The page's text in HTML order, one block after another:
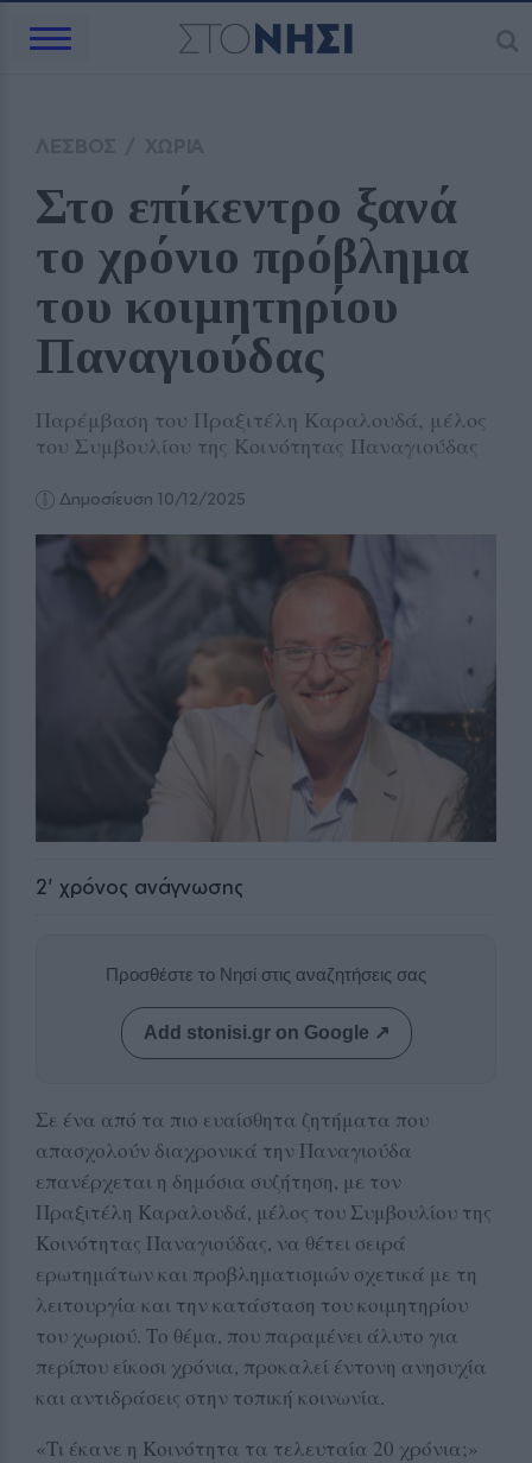
Στο επίκεντρο ξανά
το χρόνιο πρόβλημα
του κοιμητηρίου
Παναγιούδας
Παρέμβαση του Πραξιτέλη Καραλουδά, μέλος
του Συμβουλίου της Κοινότητας Παναγιούδας
Δημοσίευση 10/12/2025
2' χρόνος ανάγνωσης
Προσθέστε το Νησί στις αναζητήσεις σας
Add stonisi.gr on Google ↗
Σε ένα από τα πιο ευαίσθητα ζητήματα που
απασχολούν διαχρονικά την Παναγιούδα
επανέρχεται η δημόσια συζήτηση, με τον
Πραξιτέλη Καραλουδά, μέλος του Συμβουλίου της
Κοινότητας Παναγιούδας, να θέτει σειρά
ερωτημάτων και προβληματισμών σχετικά με τη
λειτουργία και την κατάσταση του κοιμητηρίου
του χωριού. Το θέμα, που παραμένει άλυτο για
περίπου είκοσι χρόνια, προκαλεί έντονη ανησυχία
και αντιδράσεις στην τοπική κοινωνία.
«Τι έκανε η Κοινότητα τα τελευταία 20 χρόνια;»